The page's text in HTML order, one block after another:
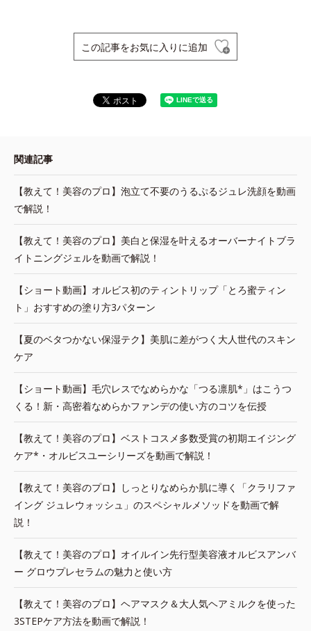
この記事をお気に入りに追加
関連記事
【教えて！美容のプロ】泡立て不要のうるぷるジュレ洗顔を動画
で解説！
【教えて！美容のプロ】美白と保湿を叶えるオーバーナイトブラ
イトニングジェルを動画で解説！
【ショート動画】オルビス初のティントリップ「とろ蜜ティン
ト」おすすめの塗り方3パターン
【夏のベタつかない保湿テク】美肌に差がつく大人世代のスキン
ケア
【ショート動画】毛穴レスでなめらかな「つる凛肌*」はこうつ
くる！新・高密着なめらかファンデの使い方のコツを伝授
【教えて！美容のプロ】ベストコスメ多数受賞の初期エイジング
ケア*・オルビスユーシリーズを動画で解説！
【教えて！美容のプロ】しっとりなめらか肌に導く「クラリファ
イング ジュレウォッシュ」のスペシャルメソッドを動画で解
説！
【教えて！美容のプロ】オイルイン先行型美容液オルビスアンバ
ー グロウプレセラムの魅力と使い方
【教えて！美容のプロ】ヘアマスク＆大人気ヘアミルクを使った
3STEPケア方法を動画で解説！